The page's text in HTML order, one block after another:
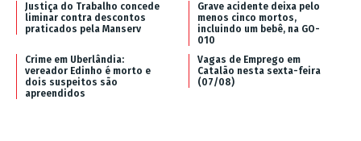
Justiça do Trabalho concede
liminar contra descontos
praticados pela Manserv
Grave acidente deixa pelo
menos cinco mortos,
incluindo um bebê, na GO-
010
Crime em Uberlândia:
vereador Edinho é morto e
dois suspeitos são
apreendidos
Vagas de Emprego em
Catalão nesta sexta-feira
(07/08)